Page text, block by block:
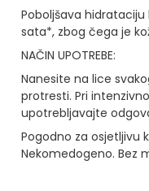
Poboljšava hidrataciju
sata*, zbog čega je
NAČIN UPOTREBE:
Nanesite na lice
protresti. Pri
upotrebljavajte
Pogodno za osjetljivu
Nekomedogeno. Bez